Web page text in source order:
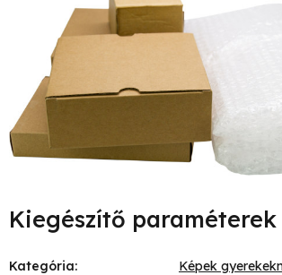
Kiegészítő paraméterek
Kategória:
Képek